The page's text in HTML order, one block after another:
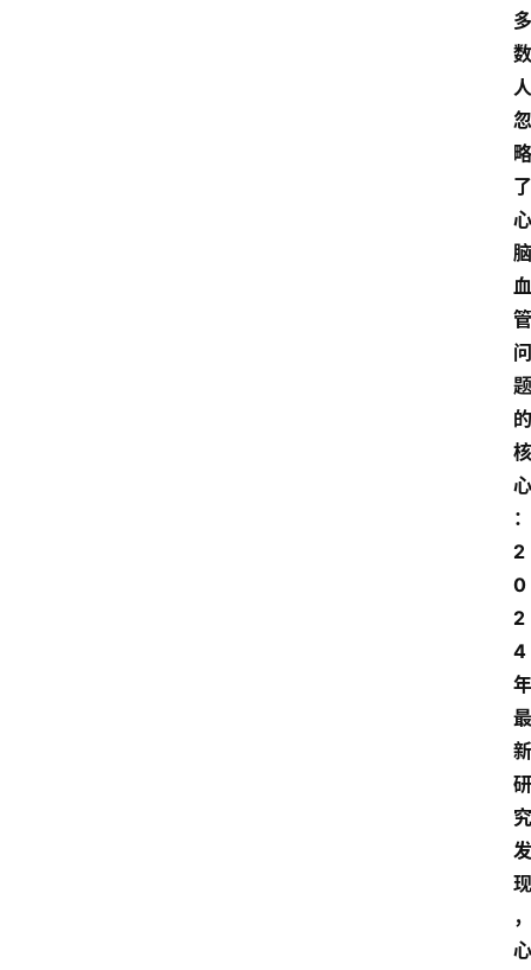
多
数
人
忽
略
了
心
脑
血
管
问
题
的
核
心
：
2
0
2
4
年
最
新
研
究
发
现
，
心